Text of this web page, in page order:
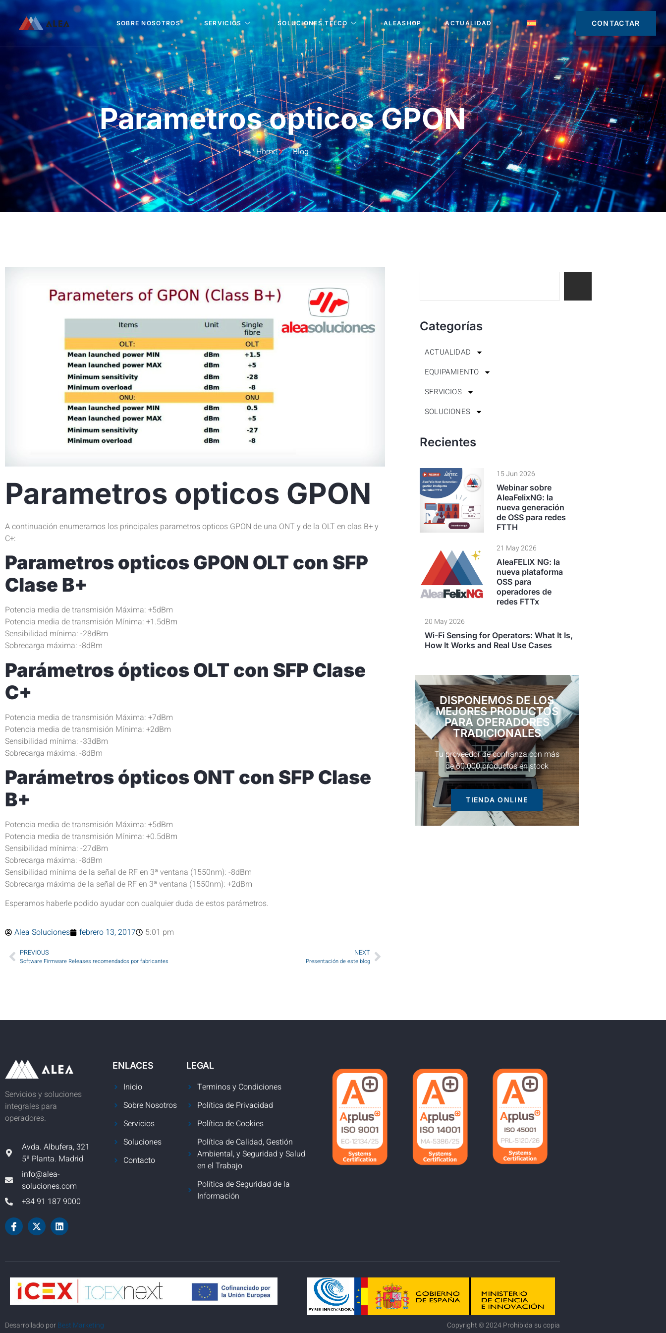
SOBRE NOSOTROS SERVICIOS SOLUCIONES TELCO ALEASHOP ACTUALIDAD CONTACTAR
Parametros opticos GPON
Home Blog
Parametros opticos GPON
A continuación enumeramos los principales parametros opticos GPON de una ONT y de la OLT en clas B+ y
C+:
Parametros opticos GPON OLT con SFP
Clase B+
Potencia media de transmisión Máxima: +5dBm
Potencia media de transmisión Mínima: +1.5dBm
Sensibilidad mínima: -28dBm
Sobrecarga máxima: -8dBm
Parámetros ópticos OLT con SFP Clase
C+
Potencia media de transmisión Máxima: +7dBm
Potencia media de transmisión Mínima: +2dBm
Sensibilidad mínima: -33dBm
Sobrecarga máxima: -8dBm
Parámetros ópticos ONT con SFP Clase
B+
Potencia media de transmisión Máxima: +5dBm
Potencia media de transmisión Mínima: +0.5dBm
Sensibilidad mínima: -27dBm
Sobrecarga máxima: -8dBm
Sensibilidad mínima de la señal de RF en 3ª ventana (1550nm): -8dBm
Sobrecarga máxima de la señal de RF en 3ª ventana (1550nm): +2dBm
Esperamos haberle podido ayudar con cualquier duda de estos parámetros.
Alea Soluciones febrero 13, 2017 5:01 pm
PREVIOUS
Software Firmware Releases recomendados por fabricantes
NEXT
Presentación de este blog
Categorías
ACTUALIDAD
EQUIPAMIENTO
SERVICIOS
SOLUCIONES
Recientes
15 Jun 2026
Webinar sobre
AleaFelixNG: la
nueva generación
de OSS para redes
FTTH
21 May 2026
AleaFELIX NG: la
nueva plataforma
OSS para
operadores de
redes FTTx
20 May 2026
Wi-Fi Sensing for Operators: What It Is,
How It Works and Real Use Cases
DISPONEMOS DE LOS
MEJORES PRODUCTOS
PARA OPERADORES
TRADICIONALES
Tu proveedor de confianza con más
de 60.000 productos en stock
TIENDA ONLINE
Servicios y soluciones
integrales para
operadores.
Avda. Albufera, 321
5ª Planta. Madrid
info@alea-
soluciones.com
+34 91 187 9000
ENLACES
Inicio
Sobre Nosotros
Servicios
Soluciones
Contacto
LEGAL
Terminos y Condiciones
Política de Privacidad
Política de Cookies
Política de Calidad, Gestión
Ambiental, y Seguridad y Salud
en el Trabajo
Política de Seguridad de la
Información
Desarrollado porBest Marketing Copyright © 2024 Prohibida su copia